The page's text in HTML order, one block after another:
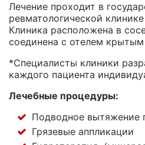
Лечение проходит в
ревматологической
Клиника расположена в
соединена с отелем
*Специалисты клиники
каждого пациента
Лечебные процедуры:
Подводное вытяжение
Грязевые аппликации